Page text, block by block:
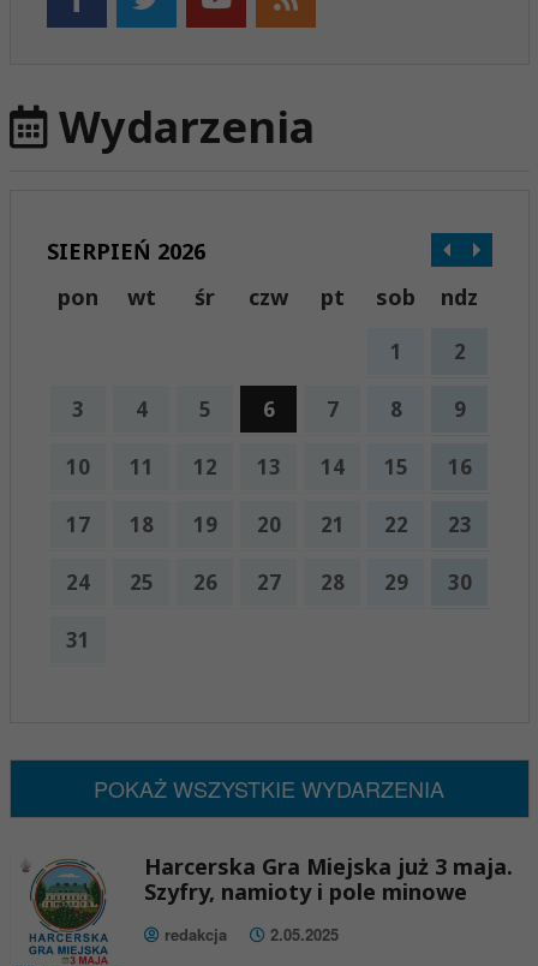
Wydarzenia
SIERPIEŃ 2026
pon
wt śr czw pt sob ndz
1 2
3 4 5 6 7 8 9
10 11 12 13 14 15 16
17 18 19 20 21 22 23
24 25 26 27 28 29 30
31
POKAŻ WSZYSTKIE WYDARZENIA
Harcerska Gra Miejska już 3 maja.
Szyfry, namioty i pole minowe
redakcja 2.05.2025